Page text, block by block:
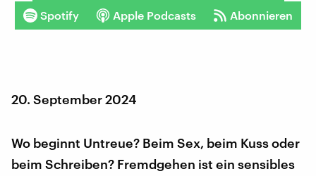
Spotify Apple Podcasts Abonnieren
20. September 2024
Wo beginnt Untreue? Beim Sex, beim Kuss oder
beim Schreiben? Fremdgehen ist ein sensibles